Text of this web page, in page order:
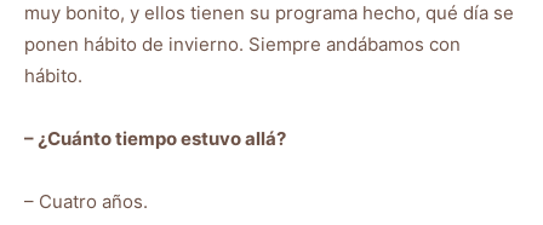
muy bonito, y ellos tienen su programa hecho, qué día se
ponen hábito de invierno. Siempre andábamos con
hábito.
– ¿Cuánto tiempo estuvo allá?
– Cuatro años.